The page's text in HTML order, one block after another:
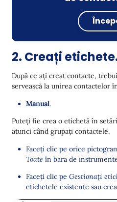
2. Creați
După ce ați creat contacte,
servească la unirea contactelor
Manual.
Puteți fie crea o etichetă în
atunci când grupați contactele.
Faceți clic pe orice
Toate în bara de
Faceți clic pe Gestionați
etichetele existente sau